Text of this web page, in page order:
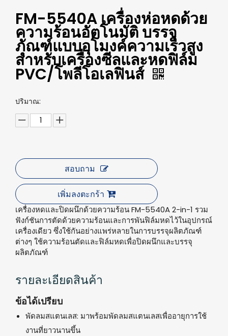
FM-5540A เครื่องห่อหดด้วย
ความร้อนอัตโนมัติ บรรจุ
ภัณฑ์แบบอุโมงค์ความเร็วสูง
สำหรับเครื่องซีลและหดฟิล์ม
PVC/โพลีโอเลฟินส์
ปริมาณ:
สอบถาม
เพิ่มลงตะกร้า
เครื่องหดและปิดผนึกด้วยความร้อน FM-5540A 2-in-1 รวม
ฟังก์ชันการตัดด้วยความร้อนและการพันฟิล์มหดไว้ในอุปกรณ์
เครื่องเดียว ซึ่งใช้กันอย่างแพร่หลายในการบรรจุผลิตภัณฑ์
ต่างๆ ใช้ความร้อนตัดและฟิล์มหดเพื่อปิดผนึกและบรรจุ
ผลิตภัณฑ์
รายละเอียดสินค้า
ข้อได้เปรียบ
พัดลมสแตนเลส: มาพร้อมพัดลมสแตนเลสเพื่ออายุการใช้
งานที่ยาวนานขึ้น